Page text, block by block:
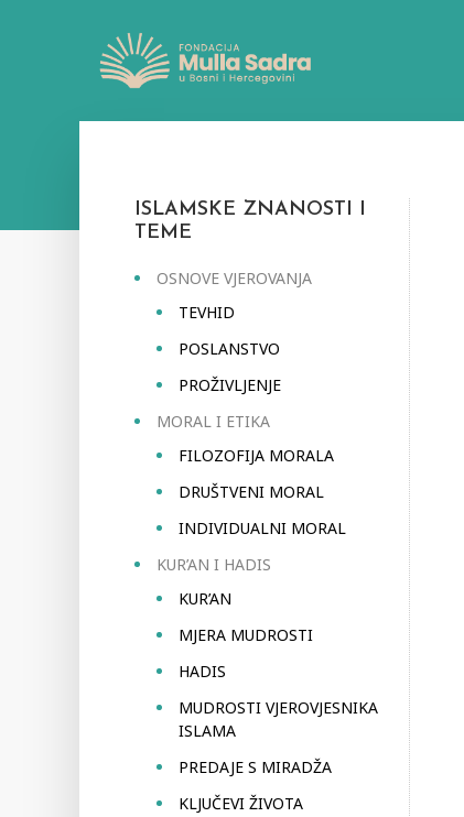
ISLAMSKE ZNANOSTI I
TEME
OSNOVE VJEROVANJA
TEVHID
POSLANSTVO
PROŽIVLJENJE
MORAL I ETIKA
FILOZOFIJA MORALA
DRUŠTVENI MORAL
INDIVIDUALNI MORAL
KUR’AN I HADIS
KUR’AN
MJERA MUDROSTI
HADIS
MUDROSTI VJEROVJESNIKA
ISLAMA
PREDAJE S MIRADŽA
KLJUČEVI ŽIVOTA